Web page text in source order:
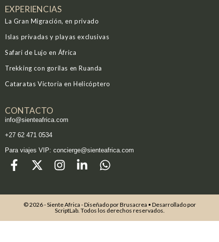
EXPERIENCIAS
La Gran Migración, en privado
Islas privadas y playas exclusivas
Safari de Lujo en África
Trekking con gorilas en Ruanda
Cataratas Victoria en Helicóptero
CONTACTO
info@sienteafrica.com
‪+27 62 471 0534‬
Para viajes VIP: concierge@sienteafrica.com
© 2026 - Siente Africa - Diseñado porBrusacrea • Desarrollado por
ScriptLab. Todos los derechos reservados.